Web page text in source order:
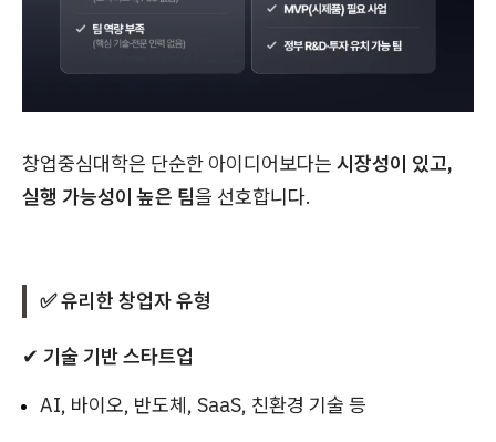
창업중심대학은 단순한 아이디어보다는 시장성이 있고,
실행 가능성이 높은 팀을 선호합니다.
✅ 유리한 창업자 유형
✔ 기술 기반 스타트업
AI, 바이오, 반도체, SaaS, 친환경 기술 등